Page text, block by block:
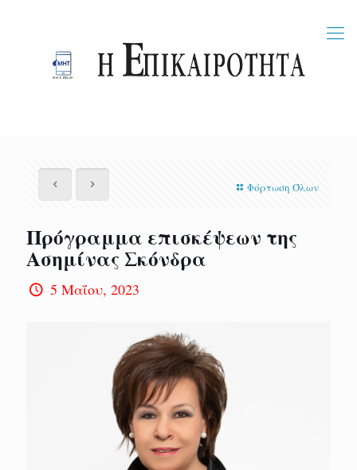
Φόρτωση Όλων
Πρόγραμμα επισκέψεων της
Ασημίνας Σκόνδρα
5 Μαΐου, 2023